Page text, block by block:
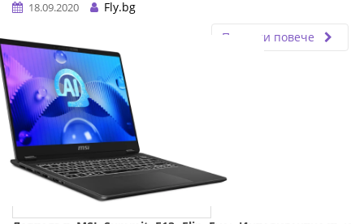
18.09.2020
Fly.bg
Прочети повече